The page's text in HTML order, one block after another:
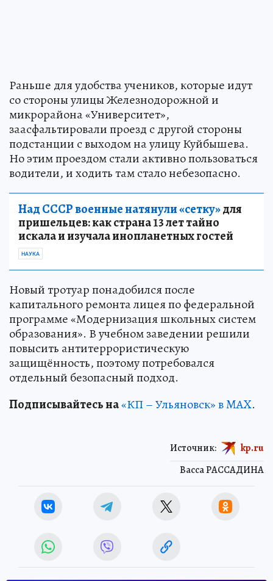
Раньше для удобства учеников, которые идут
со стороны улицы Железнодорожной и
микрорайона «Университет»,
заасфальтировали проезд с другой стороны
подстанции с выходом на улицу Куйбышева.
Но этим проездом стали активно пользоваться
водители, и ходить там стало небезопасно.
Над СССР военные натянули «сетку»для
пришельцев: как страна 13 лет тайно
искала и изучала инопланетных гостей
НАУКА
Новый тротуар понадобился после
капитального ремонта лицея по федеральной
программе «Модернизация школьных систем
образования». В учебном заведении решили
повысить антитеррористическую
защищённость, поэтому потребовался
отдельный безопасный подход.
Подписывайтесь на«КП – Ульяновск» в MAX.
Васса РАССАДИНА
Источник: kp.ru